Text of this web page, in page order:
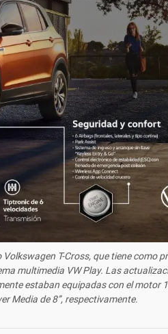
Volkswagen T-Cross, que tiene como
multimedia VW Play. Las
estaban equipadas con el motor
Media de 8”, respectivamente.